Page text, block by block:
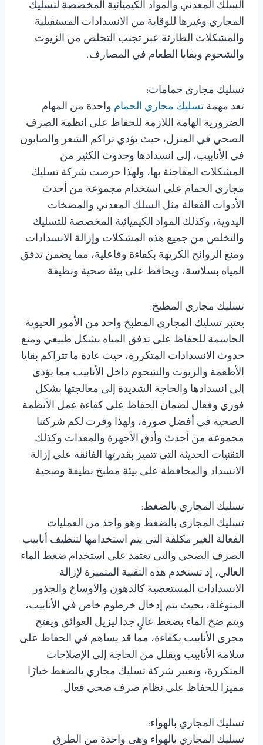
السلك المعدني والمواد الكيميائية المخصصة لتسليك
المجاري وغيرها للوقاية من الانسدادات المستقبلية
والمشكلات الطارئة عبر تجنب التخلص من الزيوت
والشحوم وبقايا الطعام في المصارف.
تسليك مجارى حمامات:
تعد مهمة تسليك مجاري الحمام واحدة من المهام
الضرورية الهامة اللازمة للحفاظ على انظمة الصرف
الصحي في المنزل، حيث يؤدي تراكم الشعر والصابون
في الأنابيب، إلى انسدادها وحدوث الكثير من
المشكلات المفاجئة بها، ولهذا حرصت شركة تسليك
مجاري الحمام على استخدام مجموعة من أحدث
الأدوات الفعالة مثل السلك المعدني والمضخات
اليدوية، وكذلك المواد الكيميائية المخصصة للتسليك
والتخلص من جميع هذه المشكلات وإزالة الانسدادات
ومنع الروائح الكريهة بكفاءة وفاعلية، مما يضمن تدفق
المياه بسلاسة، ويحافظ على بيئة صحية ونظيفة.
تسليك مجاري المطبخ:
يعتبر تسليك المجاري المطبخ واحد من الأمور الحيوية
الحاسمة للحفاظ على تدفق المياه بشكل طبيعي ومنع
حدوث الانسدادات المتكررة، حيث عادة ما تتراكم بقايا
الأطعمة والزيوت والشحوم داخل الأنابيب مما يؤدى
إلى انسدادها والحاجة الشديدة إلى معالجتها بشكل
فوري وفعال لضمان الحفاظ على كفاءة عمل الأنظمة
الصحية في أفضل صورة، ولهذا وفرت لكم شركتنا
مجموعه من أحدث وأدق الأجهزة والمعدات وكذلك
التقنيات الحديثة التى تتميز بقدرتها الفائقة على إزالة
الانسداد والمحافظة على بيئة مطبخ نظيفة وصحية.
تسليك المجاري بالضغط:
تسليك المجاري بالضغط وهو واحد من العمليات
الفعالة الغير مكلفة التى يتم استخدامها لتنظيف أنابيب
الصرف الصحي والتى تعتمد على استخدام ضغط الماء
العالي، إذ تستخدم هذه التقنية المتميزة لإزالة
الانسدادات المستعصية كالدهون والاوساخ والجذور
المتوغلة، بحيث يتم إدخال خرطوم خاص في الأنابيب،
ويتم ضخ الماء بضغط عالٍ جدا ليزيل العوائق ويفتح
مجرى الأنابيب بكفاءة، مما قد يساهم في الحفاظ على
سلامة الأنابيب ويقلل من الحاجة إلى الإصلاحات
المتكررة، وتعتبر شركة تسليك مجاري بالضغط خيارًا
مميزا للحفاظ على نظام صرف صحي فعال.
تسليك المجاري بالهواء:
تسليك المجاري بالهواء وهى واحدة من الطرق